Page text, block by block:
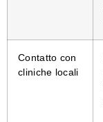
Contatto con
cliniche locali